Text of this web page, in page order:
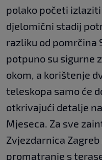
polako početi
djelomični stadij
razliku od pomrčina
potpuno su sigurne
okom, a korištenje
teleskopa samo će
otkrivajući detalje
Mjeseca. Za sve
Zvjezdarnica
promatranje s